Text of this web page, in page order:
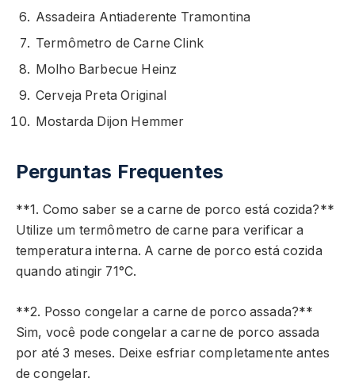
Assadeira Antiaderente Tramontina
Termômetro de Carne Clink
Molho Barbecue Heinz
Cerveja Preta Original
Mostarda Dijon Hemmer
Perguntas Frequentes
**1. Como saber se a carne de porco está cozida?**
Utilize um termômetro de carne para verificar a
temperatura interna. A carne de porco está cozida
quando atingir 71°C.
**2. Posso congelar a carne de porco assada?**
Sim, você pode congelar a carne de porco assada
por até 3 meses. Deixe esfriar completamente antes
de congelar.